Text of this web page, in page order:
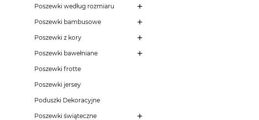
Poszewki według rozmiaru
Poszewki bambusowe
Poszewki z kory
Poszewki bawełniane
Poszewki frotte
Poszewki jersey
Poduszki Dekoracyjne
Poszewki świąteczne